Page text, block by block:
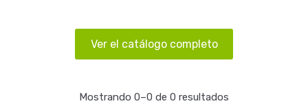
Ver el catálogo completo
Mostrando 0–0 de 0 resultados